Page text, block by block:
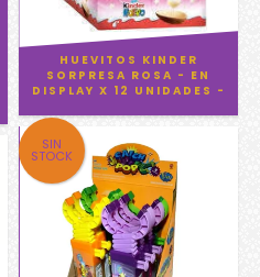
HUEVITOS KINDER
SORPRESA ROSA - EN
DISPLAY X 12 UNIDADES -
SIN
STOCK